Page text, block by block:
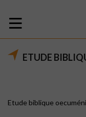
ETUDE
Etude biblique